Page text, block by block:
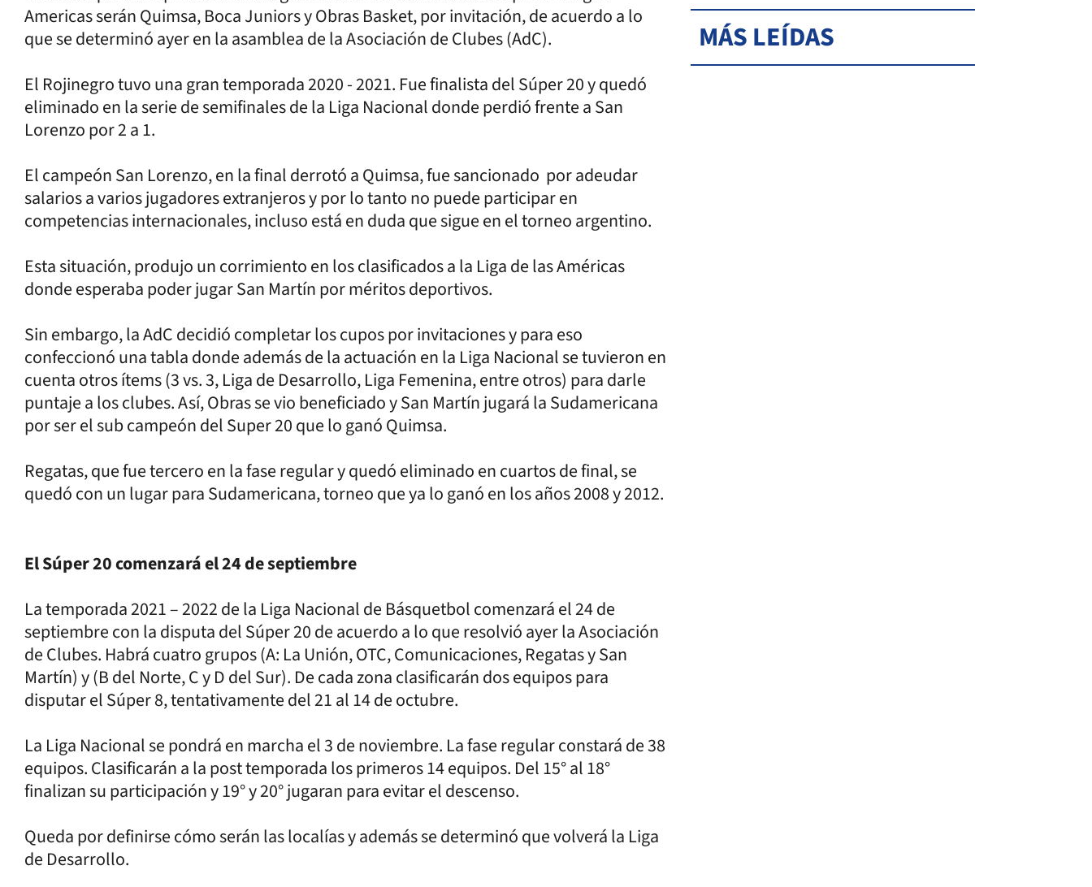
Americas serán Quimsa, Boca Juniors y Obras Basket, por invitación, de acuerdo a lo
que se determinó ayer en la asamblea de la Asociación de Clubes (AdC).
El Rojinegro tuvo una gran temporada 2020 - 2021. Fue finalista del Súper 20 y quedó
eliminado en la serie de semifinales de la Liga Nacional donde perdió frente a San
Lorenzo por 2 a 1.
El campeón San Lorenzo, en la final derrotó a Quimsa, fue sancionado por adeudar
salarios a varios jugadores extranjeros y por lo tanto no puede participar en
competencias internacionales, incluso está en duda que sigue en el torneo argentino.
Esta situación, produjo un corrimiento en los clasificados a la Liga de las Américas
donde esperaba poder jugar San Martín por méritos deportivos.
Sin embargo, la AdC decidió completar los cupos por invitaciones y para eso
confeccionó una tabla donde además de la actuación en la Liga Nacional se tuvieron en
cuenta otros ítems (3 vs. 3, Liga de Desarrollo, Liga Femenina, entre otros) para darle
puntaje a los clubes. Así, Obras se vio beneficiado y San Martín jugará la Sudamericana
por ser el sub campeón del Super 20 que lo ganó Quimsa.
Regatas, que fue tercero en la fase regular y quedó eliminado en cuartos de final, se
quedó con un lugar para Sudamericana, torneo que ya lo ganó en los años 2008 y 2012.
El Súper 20 comenzará el 24 de septiembre
La temporada 2021 – 2022 de la Liga Nacional de Básquetbol comenzará el 24 de
septiembre con la disputa del Súper 20 de acuerdo a lo que resolvió ayer la Asociación
de Clubes. Habrá cuatro grupos (A: La Unión, OTC, Comunicaciones, Regatas y San
Martín) y (B del Norte, C y D del Sur). De cada zona clasificarán dos equipos para
disputar el Súper 8, tentativamente del 21 al 14 de octubre.
La Liga Nacional se pondrá en marcha el 3 de noviembre. La fase regular constará de 38
equipos. Clasificarán a la post temporada los primeros 14 equipos. Del 15° al 18°
finalizan su participación y 19° y 20° jugaran para evitar el descenso.
Queda por definirse cómo serán las localías y además se determinó que volverá la Liga
de Desarrollo.
MÁS LEÍDAS